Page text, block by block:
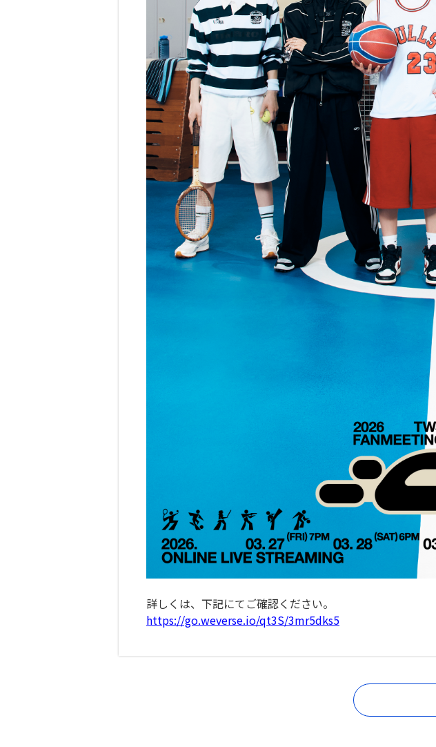
詳しくは、下記にてご確認ください。
https://go.weverse.io/qt3S/3mr5dks5